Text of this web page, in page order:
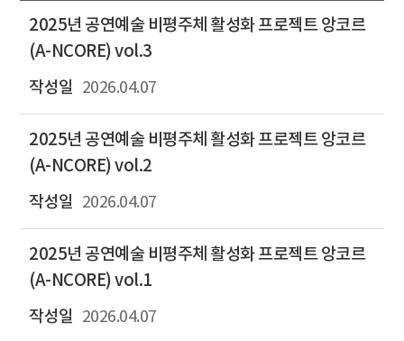
2025년 공연예술 비평주체 활성화 프로젝트 앙코르
(A-NCORE) vol.3
2026.04.07
2025년 공연예술 비평주체 활성화 프로젝트 앙코르
(A-NCORE) vol.2
2026.04.07
2025년 공연예술 비평주체 활성화 프로젝트 앙코르
(A-NCORE) vol.1
2026.04.07